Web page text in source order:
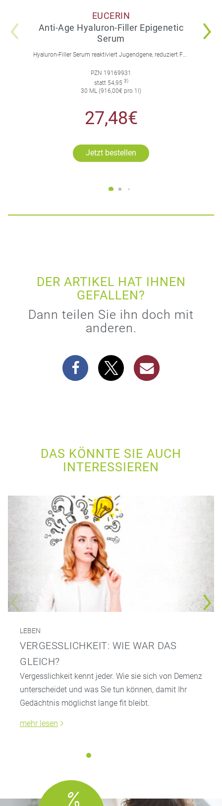
EUCERIN
Anti-Age Hyaluron-Filler Epigenetic
Serum
PZN 19169931
statt 54,95 3)
30 ML (916,00€ pro 1l)
27,48€
Jetzt bestellen
DER ARTIKEL HAT IHNEN
GEFALLEN?
Dann teilen Sie ihn doch mit
anderen.
DAS KÖNNTE SIE AUCH
INTERESSIEREN
LEBEN
VERGESSLICHKEIT: WIE WAR DAS
GLEICH?
Vergesslichkeit kennt jeder. Wie sie sich von Demenz
unterscheidet und was Sie tun können, damit Ihr
Gedächtnis möglichst lange fit bleibt.
mehr lesen